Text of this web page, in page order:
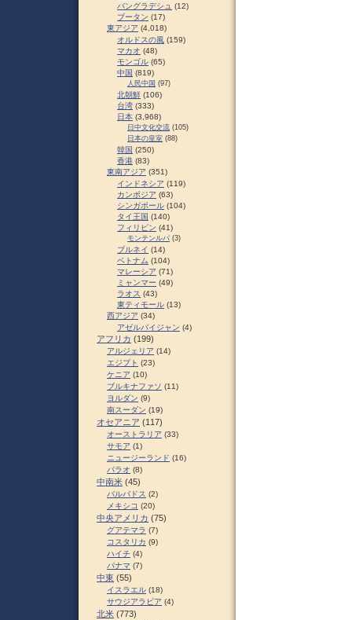
バングラデシュ (12)
ブータン (17)
東アジア (4,018)
オルドスの風 (159)
マカオ (48)
モンゴル (65)
中国 (819)
人民中国 (97)
北朝鮮 (106)
台湾 (333)
日本 (3,968)
日中文化交流 (105)
日本の皇室 (88)
韓国 (250)
香港 (83)
東南アジア (351)
インドネシア (119)
カンボジア (63)
シンガポール (104)
タイ王国 (140)
フィリピン (41)
モンテンルパ (3)
ブルネイ (14)
ベトナム (104)
マレーシア (71)
ミャンマー (49)
ラオス (43)
東ティモール (13)
西アジア (34)
アゼルバイジャン (4)
アフリカ (199)
アルジェリア (14)
エジプト (23)
ケニア (10)
ブルキナファソ (11)
ヨルダン (9)
南スーダン (19)
オセアニア (117)
オーストラリア (33)
サモア (1)
ニュージーランド (16)
パラオ (8)
中南米 (45)
バルバドス (2)
メキシコ (20)
中央アメリカ (75)
グアテマラ (7)
コスタリカ (9)
ハイチ (4)
パナマ (7)
中東 (55)
イスラエル (18)
サウジアラビア (4)
北米 (773)